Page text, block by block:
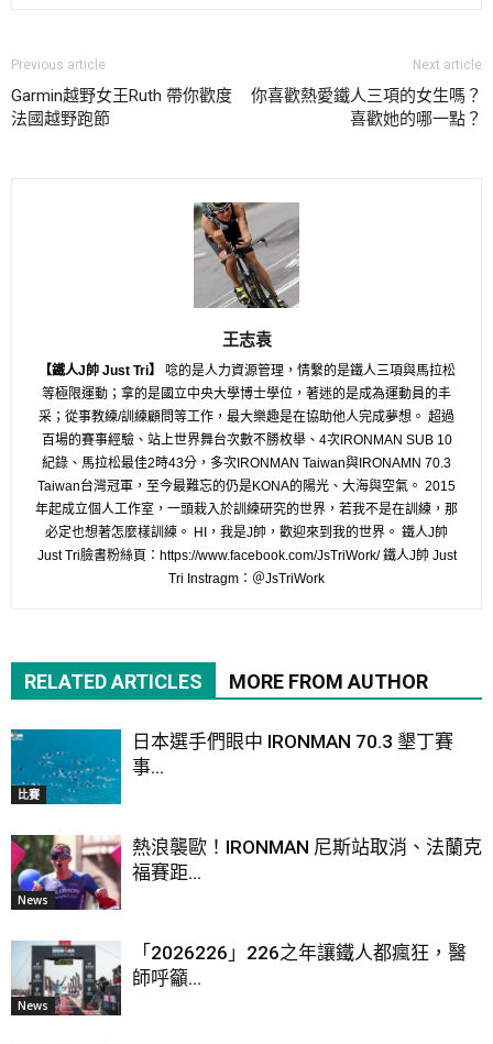
Previous article
Garmin越野女王Ruth 帶你歡度
法國越野跑節
Next article
你喜歡熱愛鐵人三項的女生嗎？
喜歡她的哪一點？
王志袁
【鐵人J帥 Just Tri】
唸的是人力資源管理，情繫的是鐵人三項與馬拉松
等極限運動；拿的是國立中央大學博士學位，著迷的是成為運動員的丰
采；從事教練/訓練顧問等工作，最大樂趣是在協助他人完成夢想。 超過
百場的賽事經驗、站上世界舞台次數不勝枚舉、4次IRONMAN SUB 10
紀錄、馬拉松最佳2時43分，多次IRONMAN Taiwan與IRONAMN 70.3
Taiwan台灣冠軍，至今最難忘的仍是KONA的陽光、大海與空氣。 2015
年起成立個人工作室，一頭栽入於訓練研究的世界，若我不是在訓練，那
必定也想著怎麼樣訓練。 HI，我是J帥，歡迎來到我的世界。 鐵人J帥
Just Tri臉書粉絲頁：https://www.facebook.com/JsTriWork/ 鐵人J帥 Just
Tri Instragm：＠JsTriWork
RELATED ARTICLES MORE FROM AUTHOR
比賽
日本選手們眼中 IRONMAN 70.3 墾丁賽
事...
News
熱浪襲歐！IRONMAN 尼斯站取消、法蘭克
福賽距...
News
「2026226」226之年讓鐵人都瘋狂，醫
師呼籲...